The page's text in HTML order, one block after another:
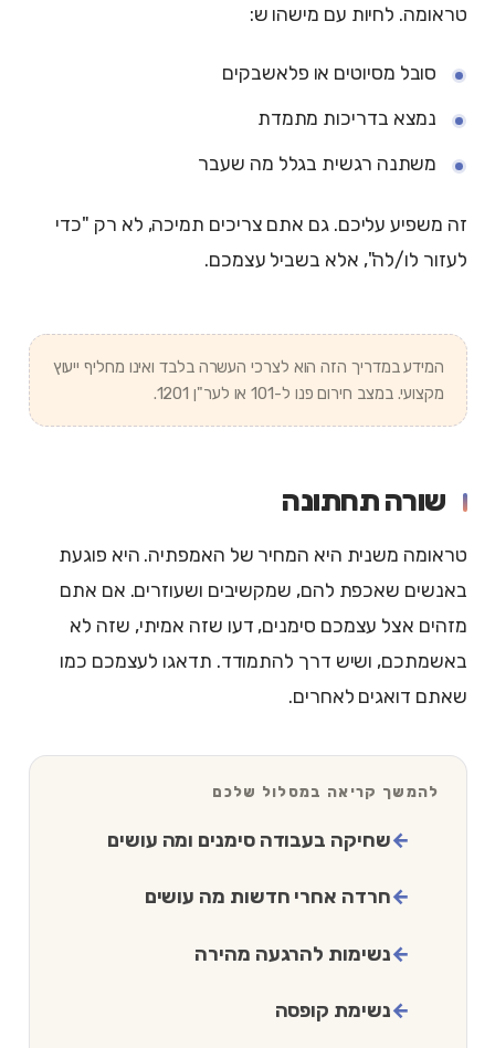
טראומה. לחיות עם מישהו ש:
סובל מסיוטים או פלאשבקים
נמצא בדריכות מתמדת
משתנה רגשית בגלל מה שעבר
זה משפיע עליכם. גם אתם צריכים תמיכה, לא רק "כדי
לעזור לו/לה", אלא בשביל עצמכם.
המידע במדריך הזה הוא לצרכי העשרה בלבד ואינו מחליף ייעוץ
מקצועי. במצב חירום פנו ל-101 או לער"ן 1201.
שורה תחתונה
טראומה משנית היא המחיר של האמפתיה. היא פוגעת
באנשים שאכפת להם, שמקשיבים ושעוזרים. אם אתם
מזהים אצל עצמכם סימנים, דעו שזה אמיתי, שזה לא
באשמתכם, ושיש דרך להתמודד. תדאגו לעצמכם כמו
שאתם דואגים לאחרים.
להמשך קריאה במסלול שלכם
שחיקה בעבודה סימנים ומה עושים
חרדה אחרי חדשות מה עושים
נשימות להרגעה מהירה
נשימת קופסה